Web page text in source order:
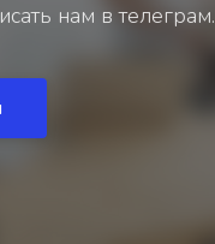
нам в телеграм.